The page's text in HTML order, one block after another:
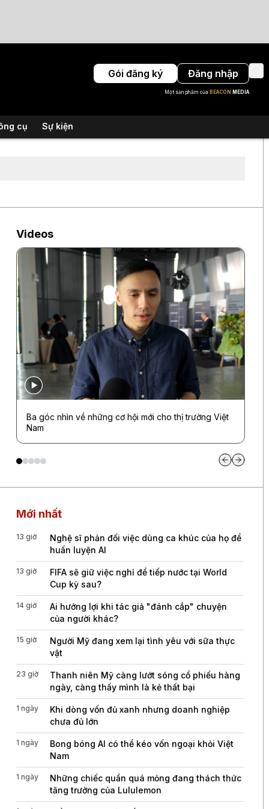
Gói đăng ký Đăng nhập
Một sản phẩm của BEACON MEDIA
cụ Sự kiện
Videos
Ba góc nhìn về những cơ hội mới cho thị trường Việt
Nam
Mới nhất
13 giờ
Nghệ sĩ phản đối việc dùng ca khúc của họ để
huấn luyện AI
13 giờ
FIFA sẽ giữ việc nghỉ để tiếp nước tại World
Cup kỳ sau?
14 giờ
Ai hưởng lợi khi tác giả "đánh cắp" chuyện
của người khác?
15 giờ
Người Mỹ đang xem lại tình yêu với sữa thực
vật
23 giờ
Thanh niên Mỹ càng lướt sóng cổ phiếu hàng
ngày, càng thấy mình là kẻ thất bại
1 ngày
Khi dòng vốn đủ xanh nhưng doanh nghiệp
chưa đủ lớn
1 ngày
Bong bóng AI có thể kéo vốn ngoại khỏi Việt
Nam
1 ngày
Những chiếc quần quá mỏng đang thách thức
tăng trưởng của Lululemon